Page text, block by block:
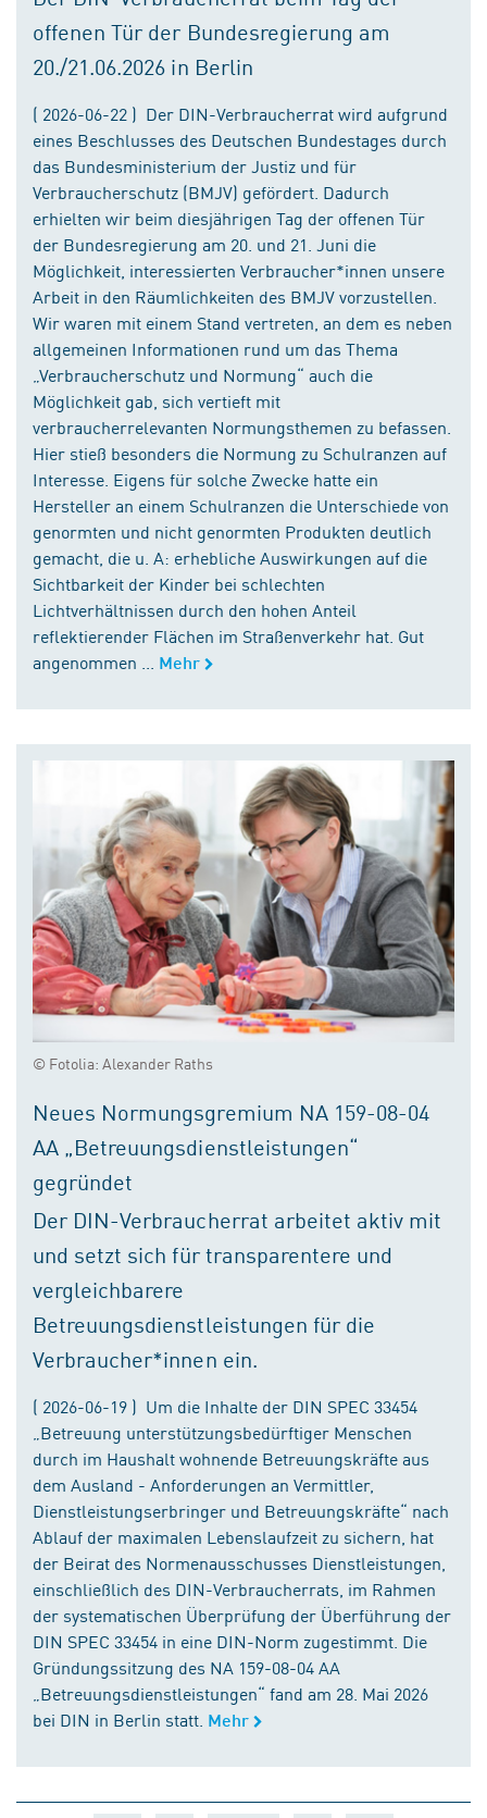
offenen Tür der Bundesregierung am
20./21.06.2026 in Berlin
( 2026-06-22 ) Der DIN-Verbraucherrat wird aufgrund
eines Beschlusses des Deutschen Bundestages durch
das Bundesministerium der Justiz und für
Verbraucherschutz (BMJV) gefördert. Dadurch
erhielten wir beim diesjährigen Tag der offenen Tür
der Bundesregierung am 20. und 21. Juni die
Möglichkeit, interessierten Verbraucher*innen unsere
Arbeit in den Räumlichkeiten des BMJV vorzustellen.
Wir waren mit einem Stand vertreten, an dem es neben
allgemeinen Informationen rund um das Thema
„Verbraucherschutz und Normung“ auch die
Möglichkeit gab, sich vertieft mit
verbraucherrelevanten Normungsthemen zu befassen.
Hier stieß besonders die Normung zu Schulranzen auf
Interesse. Eigens für solche Zwecke hatte ein
Hersteller an einem Schulranzen die Unterschiede von
genormten und nicht genormten Produkten deutlich
gemacht, die u. A: erhebliche Auswirkungen auf die
Sichtbarkeit der Kinder bei schlechten
Lichtverhältnissen durch den hohen Anteil
reflektierender Flächen im Straßenverkehr hat. Gut
angenommen ...
Mehr
© Fotolia: Alexander Raths
Neues Normungsgremium NA 159-08-04
AA „Betreuungsdienstleistungen“
gegründet
Der DIN-Verbraucherrat arbeitet aktiv mit
und setzt sich für transparentere und
vergleichbarere
Betreuungsdienstleistungen für die
Verbraucher*innen ein.
( 2026-06-19 ) Um die Inhalte der DIN SPEC 33454
„Betreuung unterstützungsbedürftiger Menschen
durch im Haushalt wohnende Betreuungskräfte aus
dem Ausland - Anforderungen an Vermittler,
Dienstleistungserbringer und Betreuungskräfte“ nach
Ablauf der maximalen Lebenslaufzeit zu sichern, hat
der Beirat des Normenausschusses Dienstleistungen,
einschließlich des DIN-Verbraucherrats, im Rahmen
der systematischen Überprüfung der Überführung der
DIN SPEC 33454 in eine DIN-Norm zugestimmt. Die
Gründungssitzung des NA 159-08-04 AA
„Betreuungsdienstleistungen“ fand am 28. Mai 2026
bei DIN in Berlin statt. Mehr